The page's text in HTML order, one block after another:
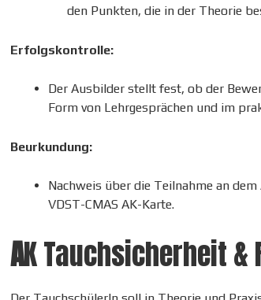
den Punkten, die in der Theorie
Erfolgskontrolle:
Der Ausbilder stellt fest, ob der
Form von Lehrgesprächen und im
Beurkundung:
Nachweis über die Teilnahme an
VDST-CMAS AK-Karte.
AKTauchsicherheit &